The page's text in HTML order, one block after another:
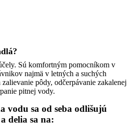
Sú komfortným pomocníkom v
najmä v letných a suchých
pôdy, odčerpávanie zakalenej
pitnej vody.
vodu sa od seba odlišujú
delia sa na: